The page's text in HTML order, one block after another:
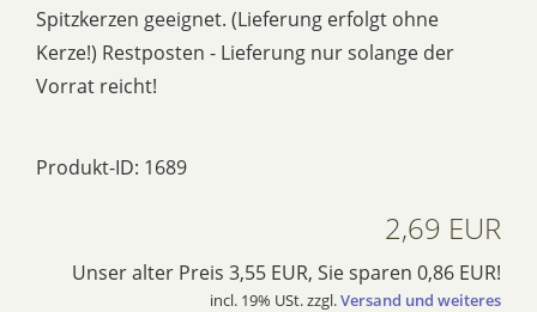
Spitzkerzen geeignet. (Lieferung erfolgt ohne
Kerze!) Restposten - Lieferung nur solange der
Vorrat reicht!
Produkt-ID: 1689
2,69 EUR
Unser alter Preis 3,55 EUR, Sie sparen 0,86 EUR!
incl. 19% USt. zzgl.Versand und weiteres